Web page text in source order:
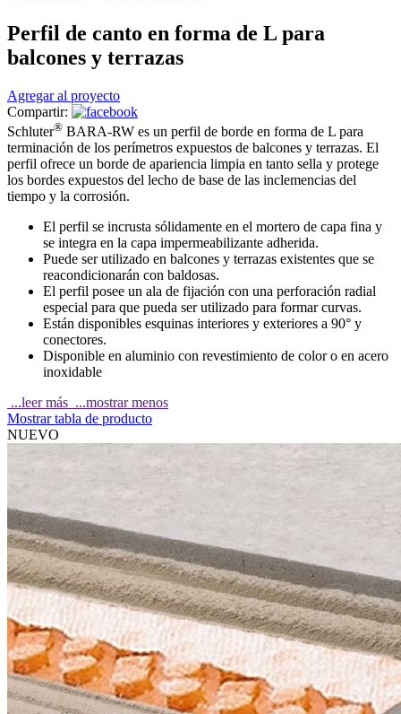
Perfil de canto en forma de L para
balcones y terrazas
Agregar al proyecto
Compartir:
Schluter® BARA-RW es un perfil de borde en forma de L para
terminación de los perímetros expuestos de balcones y terrazas. El
perfil ofrece un borde de apariencia limpia en tanto sella y protege
los bordes expuestos del lecho de base de las inclemencias del
tiempo y la corrosión.
El perfil se incrusta sólidamente en el mortero de capa fina y
se integra en la capa impermeabilizante adherida.
Puede ser utilizado en balcones y terrazas existentes que se
reacondicionarán con baldosas.
El perfil posee un ala de fijación con una perforación radial
especial para que pueda ser utilizado para formar curvas.
Están disponibles esquinas interiores y exteriores a 90° y
conectores.
Disponible en aluminio con revestimiento de color o en acero
inoxidable
...leer más ...mostrar menos
Mostrar tabla de producto
NUEVO